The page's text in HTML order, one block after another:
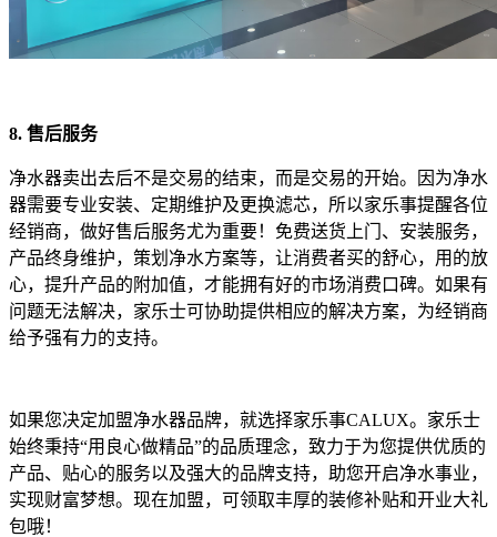
8. 售后服务
净水器卖出去后不是交易的结束，而是交易的开始。因为净水
器需要专业安装、定期维护及更换滤芯，所以家乐事提醒各位
经销商，做好售后服务尤为重要！免费送货上门、安装服务，
产品终身维护，策划净水方案等，让消费者买的舒心，用的放
心，提升产品的附加值，才能拥有好的市场消费口碑。如果有
问题无法解决，家乐士可协助提供相应的解决方案，为经销商
给予强有力的支持。
如果您决定加盟净水器品牌，就选择家乐事CALUX。家乐士
始终秉持“用良心做精品”的品质理念，致力于为您提供优质的
产品、贴心的服务以及强大的品牌支持，助您开启净水事业，
实现财富梦想。现在加盟，可领取丰厚的装修补贴和开业大礼
包哦！